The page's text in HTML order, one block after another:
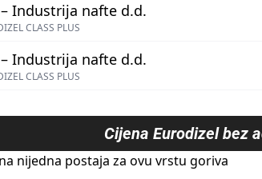
Industrija nafte d.d.
CLASS PLUS
Industrija nafte d.d.
CLASS PLUS
Cijena Eurodizel bez
nijedna postaja za ovu vrstu goriva